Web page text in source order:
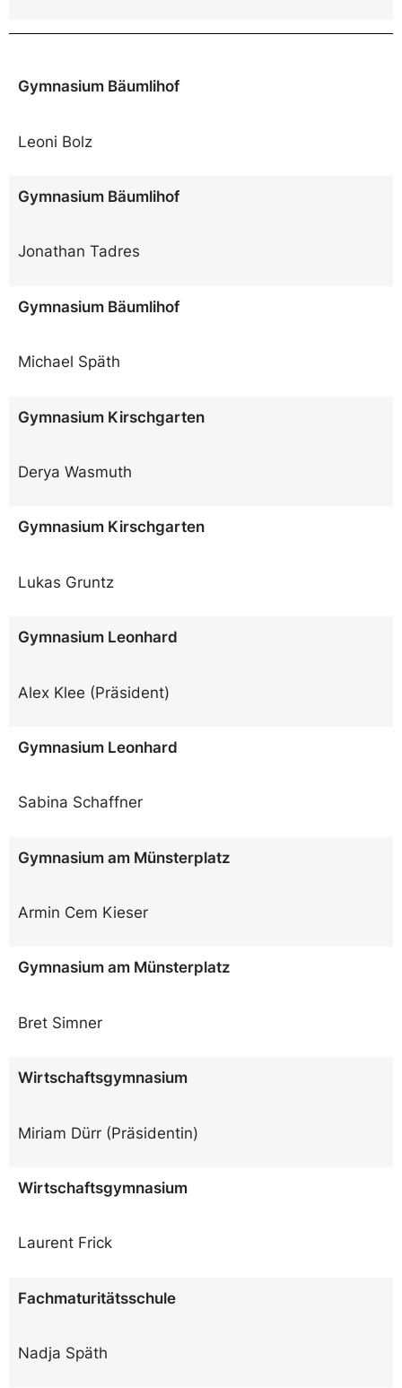
Gymnasium Bäumlihof
Leoni Bolz
Gymnasium Bäumlihof
Jonathan Tadres
Gymnasium Bäumlihof
Michael Späth
Gymnasium Kirschgarten
Derya Wasmuth
Gymnasium Kirschgarten
Lukas Gruntz
Gymnasium Leonhard
Alex Klee (Präsident)
Gymnasium Leonhard
Sabina Schaffner
Gymnasium am Münsterplatz
Armin Cem Kieser
Gymnasium am Münsterplatz
Bret Simner
Wirtschaftsgymnasium
Miriam Dürr (Präsidentin)
Wirtschaftsgymnasium
Laurent Frick
Fachmaturitätsschule
Nadja Späth